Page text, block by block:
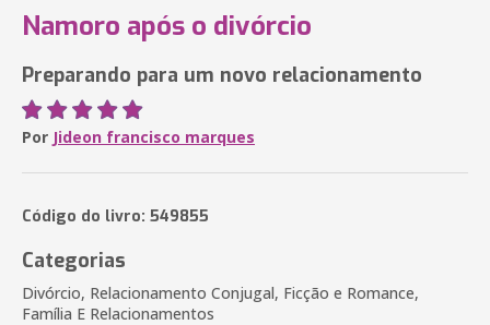
Namoro após o divórcio
Preparando para um novo relacionamento
Por Jideon francisco marques
Código do livro: 549855
Categorias
Divórcio, Relacionamento Conjugal, Ficção e Romance,
Família E Relacionamentos